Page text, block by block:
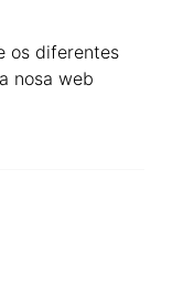
os diferentes
nosa web